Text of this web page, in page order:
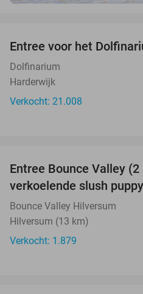
Entree voor het
Dolfinarium
Harderwijk
Verkocht: 21.008
Entree Bounce Valley
verkoelende slush puppy
Bounce Valley Hilversum
Hilversum (13 km)
Verkocht: 1.879